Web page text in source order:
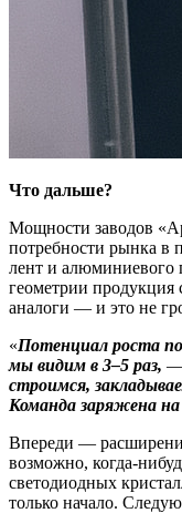
Что дальше?
Мощности заводов
потребности рынка в
лент и алюминиевого
геометрии продукция
аналоги — и это не
«Потенциал роста
мы видим в 3–5 раз, —
строимся,
Команда заряжена
Впереди —
возможно, когда-
светодиодных
только начало.